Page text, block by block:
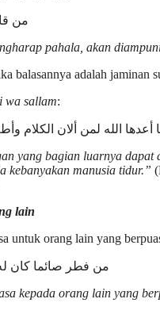
من
pahala, akan
balasannya adalah jaminan
wa sallam:
الله لمن ألان الكلام
yang bagian luarnya
kebanyakan manusia tidur.”
lain
untuk orang lain yang
من فطر صائما كان
kepada orang lain yang